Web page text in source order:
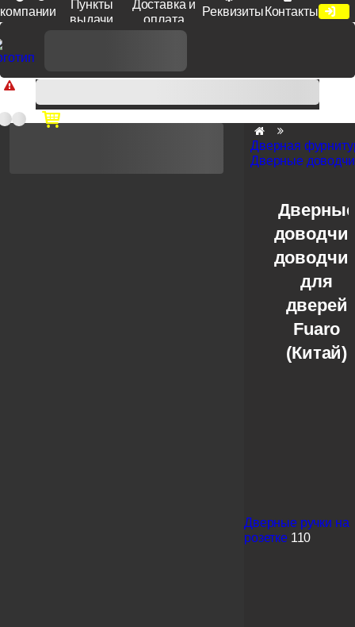
компании
Пункты
выдачи
Доставка и
оплата
Реквизиты Контакты
Доп. скидка от цен на сайте 7% при заказе от 50 тыс. руб
продукции Venezia, Fratelli, Tupai, Extreza, Melodia, Forme при
оплате по счету.
Дверная
Дверные
Дверные
для
дверей
Fuaro
(Китай)
Дверные ручки на
розетке 110